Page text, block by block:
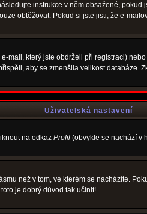
instrukce v něm obsažené,
obtěžovat. Pokud si jste jisti, že e-
který jste obdrželi při registraci)
aby se zmenšila velikost databáze.
Uživatelská nastavení
na odkaz Profil (obvykle se nachází v
než v tom, ve kterém se nacházíte.
je dobrý důvod tak učinit!